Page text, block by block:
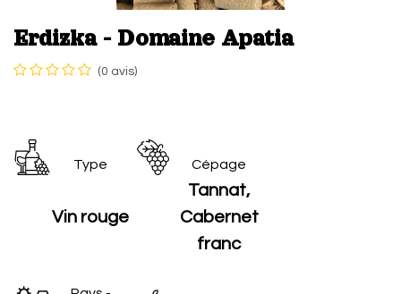
Erdizka - Domaine Apatia
(0 avis)
Type Cépage
Vin rouge
Tannat,
Cabernet
franc